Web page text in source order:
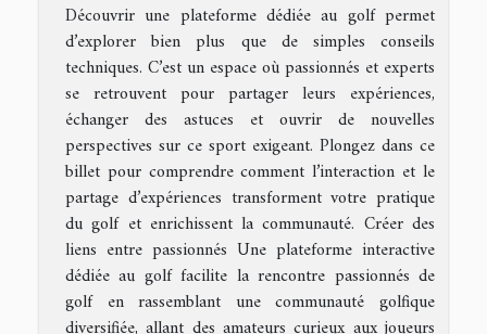
Découvrir une plateforme dédiée au golf permet
d’explorer bien plus que de simples conseils
techniques. C’est un espace où passionnés et experts
se retrouvent pour partager leurs expériences,
échanger des astuces et ouvrir de nouvelles
perspectives sur ce sport exigeant. Plongez dans ce
billet pour comprendre comment l’interaction et le
partage d’expériences transforment votre pratique
du golf et enrichissent la communauté. Créer des
liens entre passionnés Une plateforme interactive
dédiée au golf facilite la rencontre passionnés de
golf en rassemblant une communauté golfique